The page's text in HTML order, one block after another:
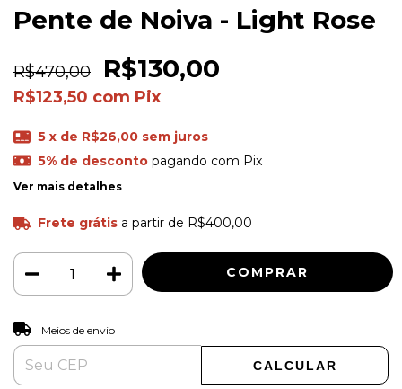
Pente de Noiva - Light Rose
R$470,00 R$130,00
R$123,50 com Pix
5 x de R$26,00 sem juros
5% de descontopagando com Pix
Ver mais detalhes
Frete grátis a partir de R$400,00
Entregas para o CEP:
Meios de envio
CALCULAR